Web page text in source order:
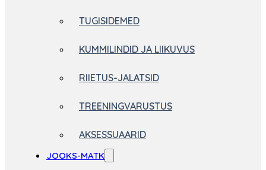
TUGISIDEMED
KUMMILINDID JA LIIKUVUS
RIIETUS-JALATSID
TREENINGVARUSTUS
AKSESSUAARID
JOOKS-MATK